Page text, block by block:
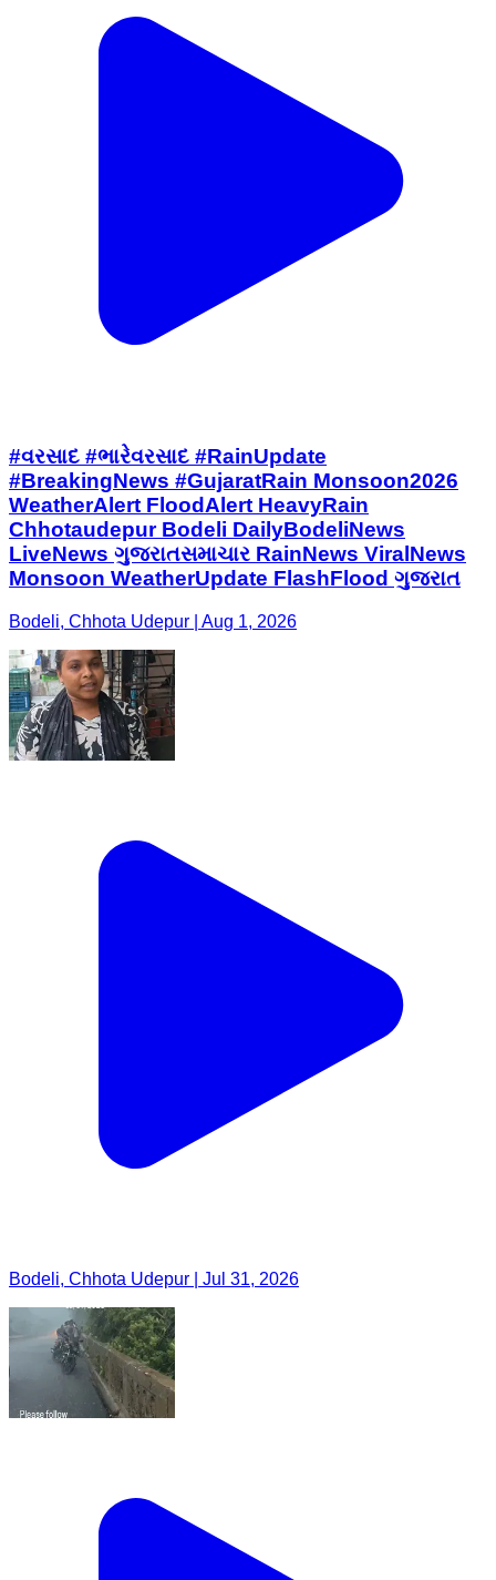
#વરસાદ #ભારેવરસાદ #RainUpdate
#BreakingNews #GujaratRain Monsoon2026
WeatherAlert FloodAlert HeavyRain
Chhotaudepur Bodeli DailyBodeliNews
LiveNews ગુજરાતસમાચાર RainNews ViralNews
Monsoon WeatherUpdate FlashFlood ગુજરાત
Bodeli, Chhota Udepur | Aug 1, 2026
Bodeli, Chhota Udepur | Jul 31, 2026